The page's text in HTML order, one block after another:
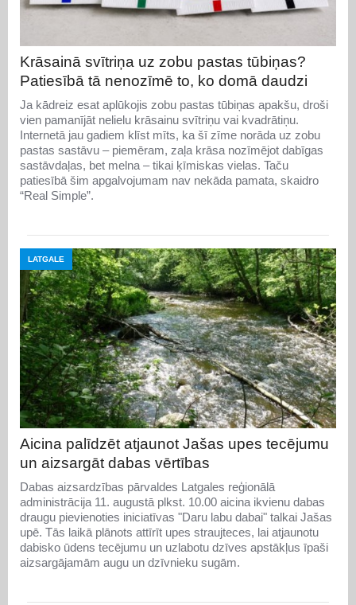
Krāsainā svītriņa uz zobu pastas tūbiņas?
Patiesībā tā nenozīmē to, ko domā daudzi
Ja kādreiz esat aplūkojis zobu pastas tūbiņas apakšu, droši
vien pamanījāt nelielu krāsainu svītriņu vai kvadrātiņu.
Internetā jau gadiem klīst mīts, ka šī zīme norāda uz zobu
pastas sastāvu – piemēram, zaļa krāsa nozīmējot dabīgas
sastāvdaļas, bet melna – tikai ķīmiskas vielas. Taču
patiesībā šim apgalvojumam nav nekāda pamata, skaidro
“Real Simple”.
LATGALE
Aicina palīdzēt atjaunot Jašas upes tecējumu
un aizsargāt dabas vērtības
Dabas aizsardzības pārvaldes Latgales reģionālā
administrācija 11. augustā plkst. 10.00 aicina ikvienu dabas
draugu pievienoties iniciatīvas "Daru labu dabai" talkai Jašas
upē. Tās laikā plānots attīrīt upes straujteces, lai atjaunotu
dabisko ūdens tecējumu un uzlabotu dzīves apstākļus īpaši
aizsargājamām augu un dzīvnieku sugām.